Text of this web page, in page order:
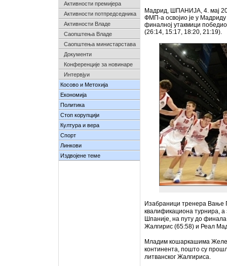
Активности премијера
Активности потпредседника
Активности Владе
Саопштења Владе
Саопштења министарстава
Документи
Конференције за новинаре
Интервјуи
Косово и Метохија
Економија
Политика
Стоп корупцији
Култура и вера
Спорт
Линкови
Издвојене теме
Мадрид, ШПАНИЈА, 4. мај
ФМП-а освојио је у
финалној утакмици
(26:14, 15:17, 18:20, 21:19).
Изабраници тренера Вање
квалификациона турнира,
Шпаније, на путу до
Жалгирис (65:58) и Реал
Младим кошаркашима
континента, пошто су
литванског Жалгириса.